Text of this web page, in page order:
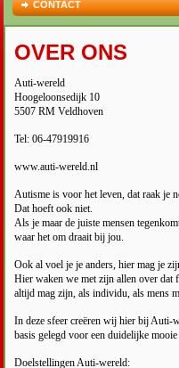
CONTACT
OVER ONS
Auti-wereld
Hoogeloonsedijk 10
5507 RM Veldhoven
Tel:06-47919916
www.auti-wereld.nl
Autisme is voor het leven, dat raak je
Dat hoeft ook niet.
Als je maar de juiste mensen
waar het om draait bij jou.
Ook al voel je je anders, hier mag je
Hier waken we met zijn allen over
altijd mag zijn, als individu, als mens
In deze sfeer creëren wij hier bij Auti-
basis gelegd voor een duidelijke
Doelstellingen Auti-wereld: